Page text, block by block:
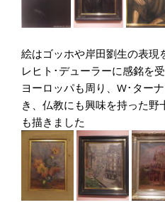
絵はゴッホや岸田劉生の表現
レヒト･デューラーに感銘を
ヨーロッパも周り、W･ター
き、仏教にも興味を持った
も描きました